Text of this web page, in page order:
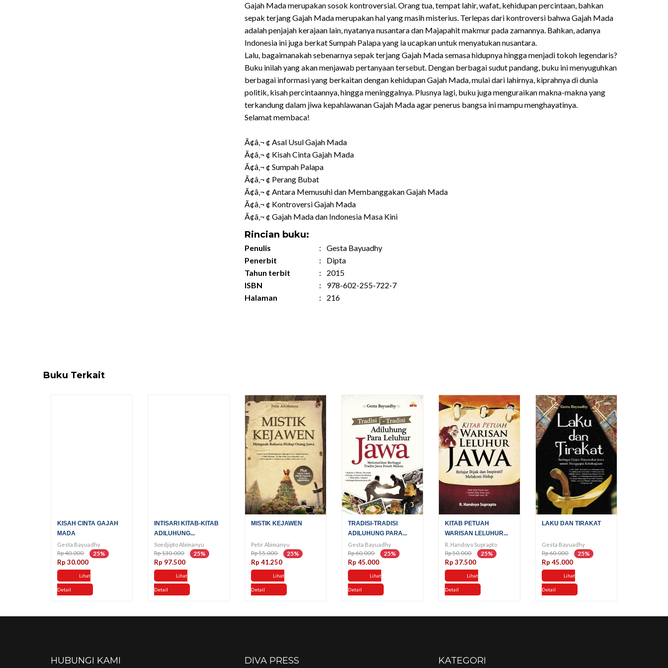
Gajah Mada merupakan sosok kontroversial. Orang tua, tempat lahir, wafat, kehidupan percintaan, bahkan
sepak terjang Gajah Mada merupakan hal yang masih misterius. Terlepas dari kontroversi bahwa Gajah Mada
adalah penjajah kerajaan lain, nyatanya nusantara dan Majapahit makmur pada zamannya. Bahkan, adanya
Indonesia ini juga berkat Sumpah Palapa yang ia ucapkan untuk menyatukan nusantara.
Lalu, bagaimanakah sebenarnya sepak terjang Gajah Mada semasa hidupnya hingga menjadi tokoh legendaris?
Buku inilah yang akan menjawab pertanyaan tersebut. Dengan berbagai sudut pandang, buku ini menyuguhkan
berbagai informasi yang berkaitan dengan kehidupan Gajah Mada, mulai dari lahirnya, kiprahnya di dunia
politik, kisah percintaannya, hingga meninggalnya. Plusnya lagi, buku juga menguraikan makna-makna yang
terkandung dalam jiwa kepahlawanan Gajah Mada agar penerus bangsa ini mampu menghayatinya.
Selamat membaca!
Ã¢â‚¬ ¢ Asal Usul Gajah Mada
Ã¢â‚¬ ¢ Kisah Cinta Gajah Mada
Ã¢â‚¬ ¢ Sumpah Palapa
Ã¢â‚¬ ¢ Perang Bubat
Ã¢â‚¬ ¢ Antara Memusuhi dan Membanggakan Gajah Mada
Ã¢â‚¬ ¢ Kontroversi Gajah Mada
Ã¢â‚¬ ¢ Gajah Mada dan Indonesia Masa Kini
Rincian buku:
Penulis :
Gesta Bayuadhy
Penerbit
:
Dipta
Tahun terbit
:
2015
ISBN
:
978-602-255-722-7
Halaman
: 216
Buku Terkait
KISAH CINTA GAJAH
MADA
Gesta Bayuadhy
Rp 40.000 25%
Rp 30.000
Lihat
Detail
INTISARI KITAB-KITAB
ADILUHUNG...
Soedjipto Abimanyu
Rp 130.000 25%
Rp 97.500
Lihat
Detail
MISTIK KEJAWEN
Petir Abimanyu
Rp 55.000 25%
Rp 41.250
Lihat
Detail
TRADISI-TRADISI
ADILUHUNG PARA...
Gesta Bayuadhy
Rp 60.000 25%
Rp 45.000
Lihat
Detail
KITAB PETUAH
WARISAN LELUHUR...
R. Handoyo Suprapto
Rp 50.000 25%
Rp 37.500
Lihat
Detail
LAKU DAN TIRAKAT
Gesta Bayuadhy
Rp 60.000 25%
Rp 45.000
Lihat
Detail
HUBUNGI KAMI DIVA PRESS KATEGORI